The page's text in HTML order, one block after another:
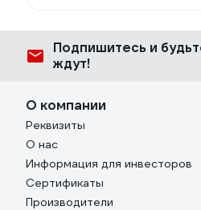
275, так с ней напор изначально
маленький. Bosh греет
Подпишитесь и
ждут!
О компании
Реквизиты
О нас
Информация для инвесторов
Сертификаты
Производители